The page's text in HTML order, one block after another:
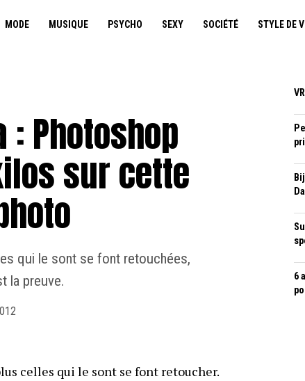
MODE MUSIQUE PSYCHO SEXY SOCIÉTÉ STYLE DE
Photoshop
sur cette
qui le sont se font retouchées,
la preuve.
celles qui le sont se font retoucher.
6